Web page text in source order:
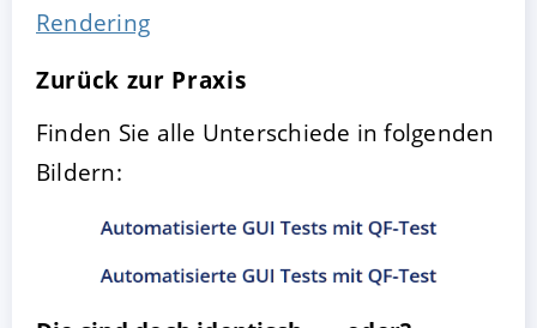
Rendering
Zurück zur Praxis
Finden Sie alle Unterschiede in folgenden
Bildern: